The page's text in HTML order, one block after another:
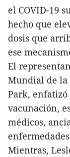
el COVID-19
hecho que
dosis que
ese
El
Mundial de la
Park,
vacunación,
médicos,
Mientras,